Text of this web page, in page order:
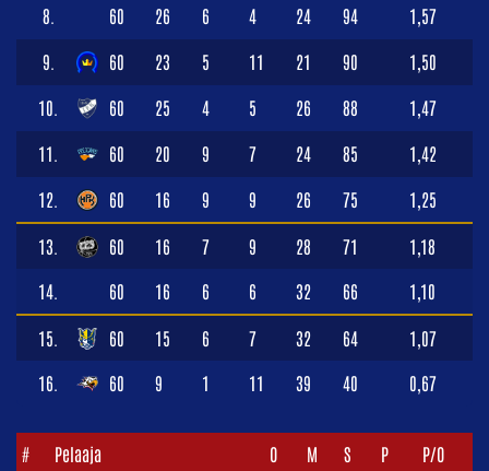
8. 60 26 6 4 24 94 1,57
9. 60 23 5 11 21 90 1,50
10. 60 25 4 5 26 88 1,47
11. 60 20 9 7 24 85 1,42
12. 60 16 9 9 26 75 1,25
13. 60 16 7 9 28 71 1,18
14. 60 16 6 6 32 66 1,10
15. 60 15 6 7 32 64 1,07
16. 60 9 1 11 39 40 0,67
# Pelaaja O M S P P/O